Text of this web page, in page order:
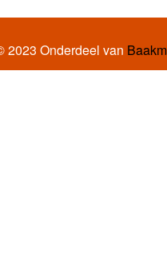
2023 Onderdeel van